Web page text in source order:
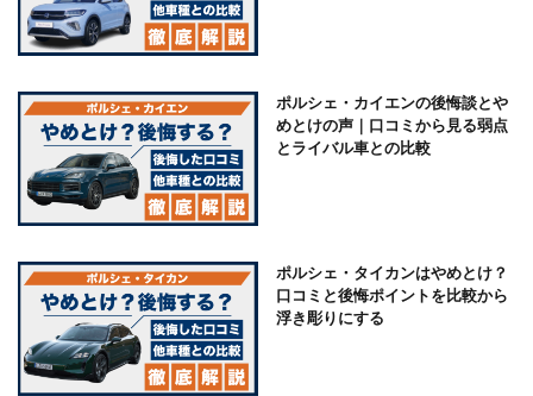
ポルシェ・カイエンの後悔談とや
めとけの声｜口コミから見る弱点
とライバル車との比較
ポルシェ・タイカンはやめとけ？
口コミと後悔ポイントを比較から
浮き彫りにする